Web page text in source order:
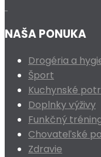
NAŠA PONUKA
Drogéria a
Šport
Kuchynské
Doplnky výživy
Funkčný
Chovateľské
Zdravie